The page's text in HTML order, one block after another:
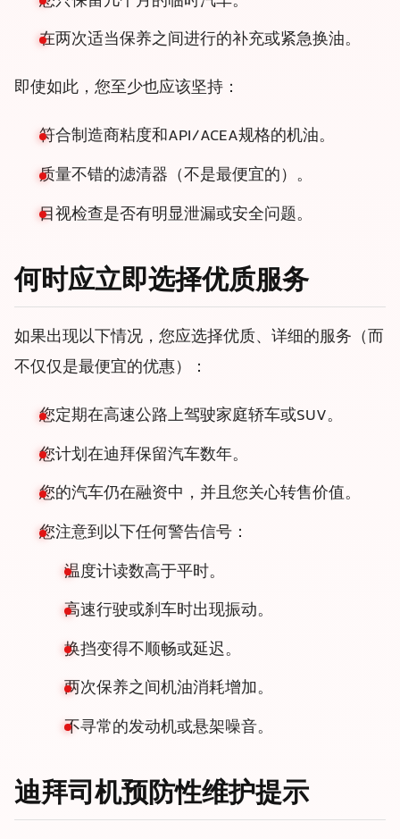
在两次适当保养之间进行的补充或紧急换油。
即使如此，您至少也应该坚持：
符合制造商粘度和API/ACEA规格的机油。
质量不错的滤清器（不是最便宜的）。
目视检查是否有明显泄漏或安全问题。
何时应立即选择优质服务
如果出现以下情况，您应选择优质、详细的服务（而
不仅仅是最便宜的优惠）：
您定期在高速公路上驾驶家庭轿车或SUV。
您计划在迪拜保留汽车数年。
您的汽车仍在融资中，并且您关心转售价值。
您注意到以下任何警告信号：
温度计读数高于平时。
高速行驶或刹车时出现振动。
换挡变得不顺畅或延迟。
两次保养之间机油消耗增加。
不寻常的发动机或悬架噪音。
迪拜司机预防性维护提示